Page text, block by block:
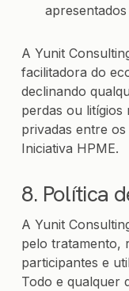
A Yunit
facilitadora do
declinando
perdas ou litígios
privadas entre
Iniciativa HPME.
8. Política
A Yunit
pelo tratamento,
participantes e
Todo e qualquer